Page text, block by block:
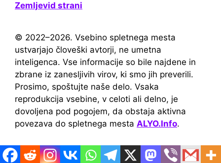
Zemljevid strani
© 2022–2026. Vsebino spletnega mesta
ustvarjajo človeški avtorji, ne umetna
inteligenca. Vse informacije so bile najdene in
zbrane iz zanesljivih virov, ki smo jih preverili.
Prosimo, spoštujte naše delo. Vsaka
reprodukcija vsebine, v celoti ali delno, je
dovoljena pod pogojem, da obstaja aktivna
povezava do spletnega mesta ALYO.Info.